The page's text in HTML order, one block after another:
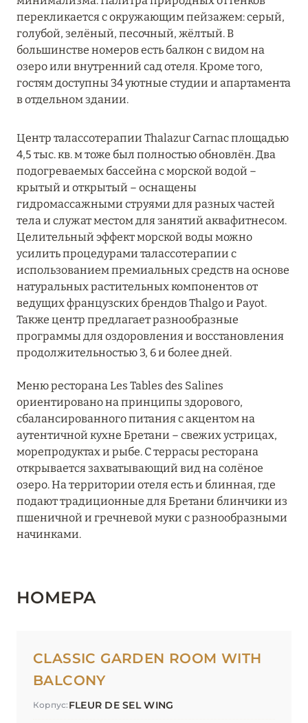
перекликается с окружающим пейзажем: серый,
голубой, зелёный, песочный, жёлтый. В
большинстве номеров есть балкон с видом на
озеро или внутренний сад отеля. Кроме того,
гостям доступны 34 уютные студии и апартамента
в отдельном здании.
Центр талассотерапии Thalazur Carnac площадью
4,5 тыс. кв. м тоже был полностью обновлён. Два
подогреваемых бассейна с морской водой –
крытый и открытый – оснащены
гидромассажными струями для разных частей
тела и служат местом для занятий аквафитнесом.
Целительный эффект морской воды можно
усилить процедурами талассотерапии с
использованием премиальных средств на основе
натуральных растительных компонентов от
ведущих французских брендов Thalgo и Payot.
Также центр предлагает разнообразные
программы для оздоровления и восстановления
продолжительностью 3, 6 и более дней.
Меню ресторана Les Tables des Salines
ориентировано на принципы здорового,
сбалансированного питания с акцентом на
аутентичной кухне Бретани – свежих устрицах,
морепродуктах и рыбе. С террасы ресторана
открывается захватывающий вид на солёное
озеро. На территории отеля есть и блинная, где
подают традиционные для Бретани блинчики из
пшеничной и гречневой муки с разнообразными
начинками.
НОМЕРА
CLASSIC GARDEN ROOM WITH
BALCONY
Корпус: FLEUR DE SEL WING